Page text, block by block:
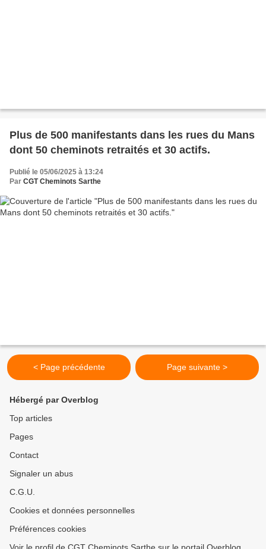
Plus de 500 manifestants dans les rues du Mans
dont 50 cheminots retraités et 30 actifs.
Publié le 05/06/2025 à 13:24
Par CGT Cheminots Sarthe
< Page précédente Page suivante >
Hébergé par Overblog
Top articles
Pages
Contact
Signaler un abus
C.G.U.
Cookies et données personnelles
Préférences cookies